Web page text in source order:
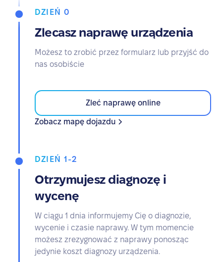
DZIEŃ 0
Zlecasz naprawę urządzenia
Możesz to zrobić przez formularz lub przyjść do
nas osobiście
Zleć naprawę online
Zobacz mapę dojazdu
DZIEŃ 1-2
Otrzymujesz diagnozę i
wycenę
W ciągu 1 dnia informujemy Cię o diagnozie,
wycenie i czasie naprawy. W tym momencie
możesz zrezygnować z naprawy ponosząc
jedynie koszt diagnozy urządzenia.